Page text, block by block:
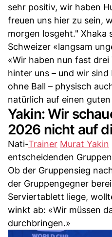
sehr positiv, wir haben
freuen uns hier zu sein,
morgen losgeht." Xhaka
Schweizer «langsam
«Wir haben nun fast
hinter uns – und wir
ohne Ball – physisch
natürlich auf einen
Yakin: Wir
2026 nicht auf
Nati-Trainer Murat Yakin
entscheidenden
Ob der Gruppensieg
der Gruppengegner
Serviertablett liege,
winkt ab: «Wir müssen
durchbringen.»